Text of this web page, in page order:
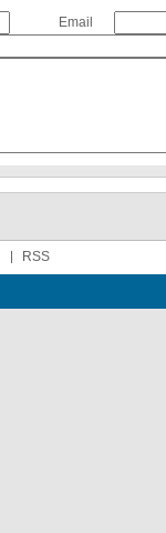
Email
RSS